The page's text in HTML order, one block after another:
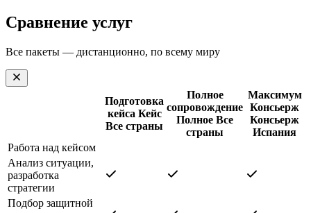
Сравнение услуг
Все пакеты — дистанционно, по всему миру
Подготовка
кейса Кейс
Все страны
Полное
сопровождение
Полное Все
страны
Максимум
Консьерж
Консьерж
Испания
Работа над кейсом
Анализ ситуации,
разработка
стратегии
Подбор защитной